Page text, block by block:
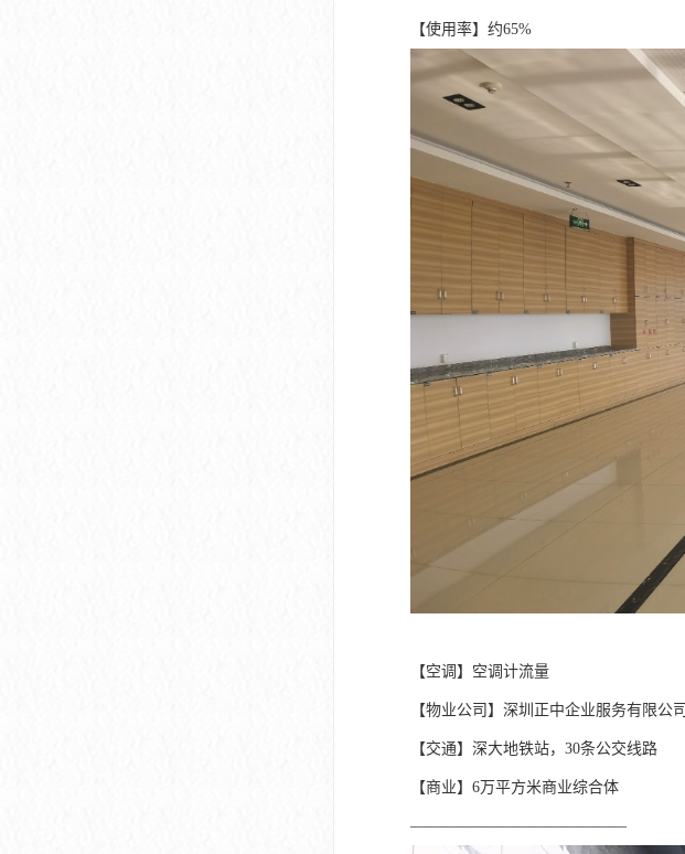
【使用率】约65%
【空调】空调计流量
【物业公司】深圳正中企业服务有限公司
【交通】深大地铁站，30条公交线路
【商业】6万平方米商业综合体
——————————————